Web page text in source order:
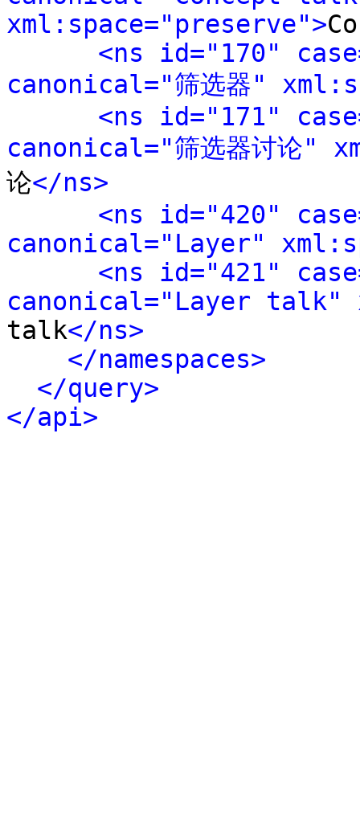
xml:space="preserve">
<ns id="170"
canonical="筛选器"
<ns id="171"
canonical="筛选器讨论"
论</ns>
<ns id="420"
canonical="Layer"
<ns id="421"
canonical="Layer talk"
talk</ns>
</namespaces>
</query>
</api>